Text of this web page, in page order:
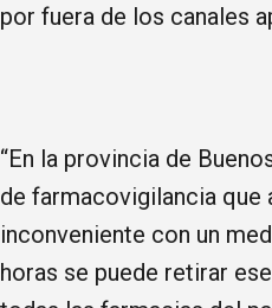
por fuera de los canales
“En la provincia de
de farmacovigilancia que
inconveniente con un
horas se puede retirar